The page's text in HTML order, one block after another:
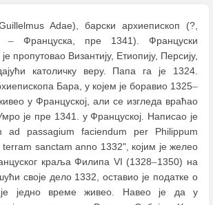
Adae), барски архиепископ (?,
– Француска, пре 1341). Француски
пропутовао Византију, Етиопију, Персију,
католичку веру. Папа га је 1324.
Бара, у коjем је боравио 1325–
у Француској, али се изгледа враћао
је пре 1341. у Француској. Написао је
ad passagium faciendum per Philippum
sanctam anno 1332", којим је желео
краља Филипа VI (1328–1350) на
своје дело 1332, оставио је податке о
је једно време живео. Навео је да у